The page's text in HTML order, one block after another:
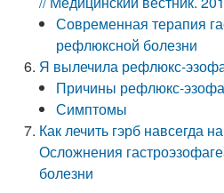
Современная терапия
рефлюксной болезни
Я вылечила рефлюкс-
Причины рефлюкс-
Симптомы
Как лечить гэрб навсегда
Осложнения
болезни